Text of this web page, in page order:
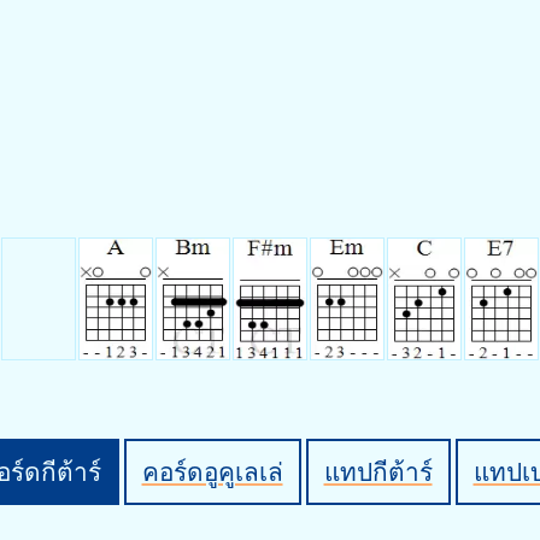
ร์ดกีต้าร์ คอร์ดอูคูเลเล่ แทปกีต้าร์ แทปเ